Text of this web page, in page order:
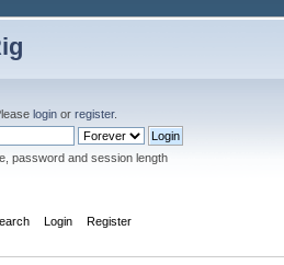
login orregister.
password and session length
Login Register